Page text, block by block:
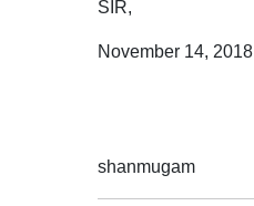
SIR,
November 14, 2018
shanmugam